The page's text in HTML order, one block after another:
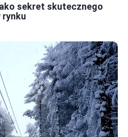
sekret skutecznego
rynku